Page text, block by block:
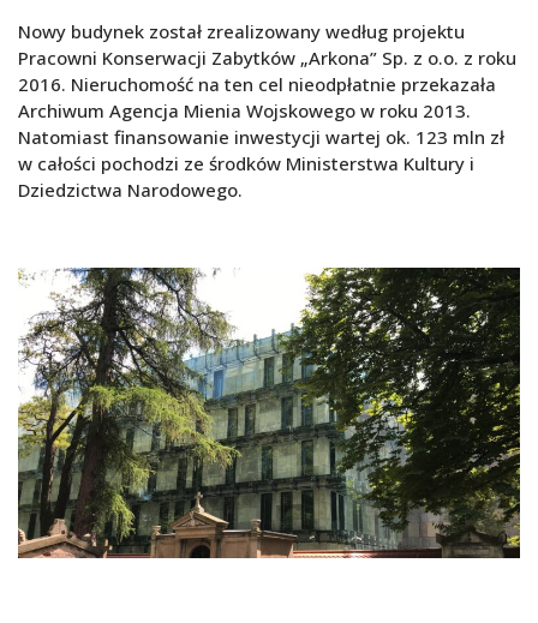
Nowy budynek został zrealizowany według projektu
Pracowni Konserwacji Zabytków „Arkona” Sp. z o.o. z roku
2016. Nieruchomość na ten cel nieodpłatnie przekazała
Archiwum Agencja Mienia Wojskowego w roku 2013.
Natomiast finansowanie inwestycji wartej ok. 123 mln zł
w całości pochodzi ze środków Ministerstwa Kultury i
Dziedzictwa Narodowego.